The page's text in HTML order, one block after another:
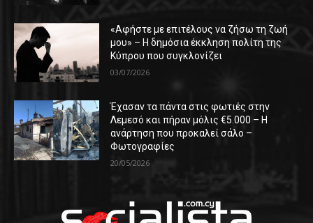
«Αφήστε με επιτέλους να ζήσω τη ζωή
μου» – Η δημόσια έκκληση πολίτη της
Κύπρου που συγκλονίζει
03/07/2026
Έχασαν τα πάντα στις φωτιές στην
Λεμεσό και πήραν μόλις €5.000 – Η
ανάρτηση που προκαλεί σάλο –
Φωτογραφίες
20/05/2026